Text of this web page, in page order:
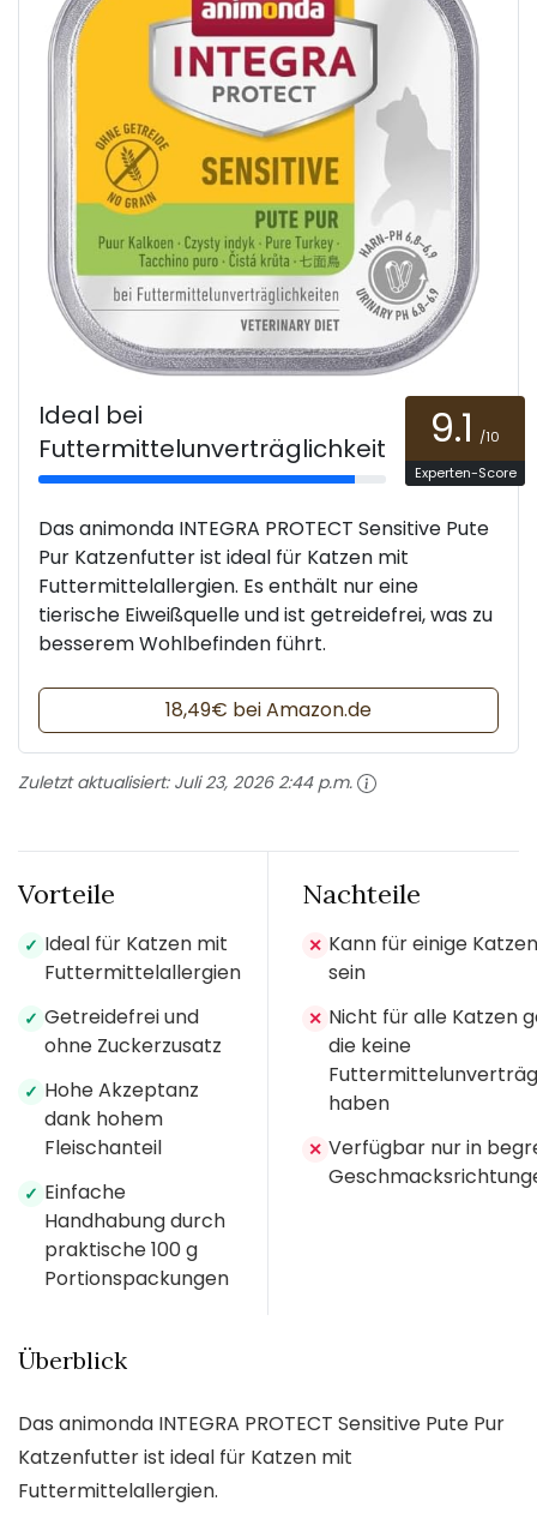
Ideal bei
Futtermittelunverträglichkeit
9.1 /10
Experten-Score
Das animonda INTEGRA PROTECT Sensitive Pute
Pur Katzenfutter ist ideal für Katzen mit
Futtermittelallergien. Es enthält nur eine
tierische Eiweißquelle und ist getreidefrei, was zu
besserem Wohlbefinden führt.
18,49€ bei Amazon.de
Zuletzt aktualisiert: Juli 23, 2026 2:44 p.m.
Vorteile
✓ Ideal für Katzen mit
Futtermittelallergien
✓ Getreidefrei und
ohne Zuckerzusatz
✓ Hohe Akzeptanz
dank hohem
Fleischanteil
✓ Einfache
Handhabung durch
praktische 100 g
Portionspackungen
Nachteile
✕ Kann für einige
sein
✕ Nicht für alle Katzen
die keine
haben
✕ Verfügbar nur in
Überblick
Das animonda INTEGRA PROTECT Sensitive Pute Pur
Katzenfutter ist ideal für Katzen mit
Futtermittelallergien.